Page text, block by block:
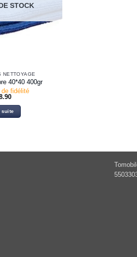
STOCK
NETTOYAGE
40*40 400gr
fidélité
suite